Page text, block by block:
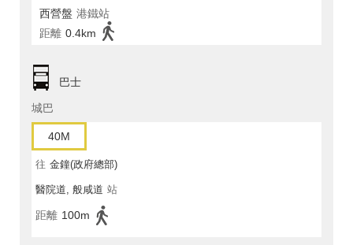
西營盤 港鐵站
距離 0.4km
巴士
城巴
40M
往 金鐘(政府總部)
醫院道, 般咸道 站
距離 100m